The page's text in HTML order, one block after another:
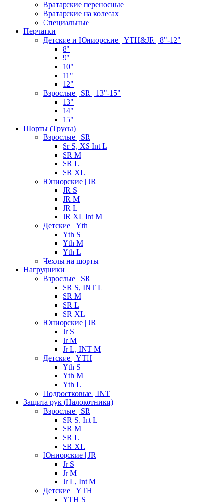
Вратарские переносные
Вратарские на колесах
Специальные
Перчатки
Детские и Юниорские | YTH&JR | 8"-12"
8"
9"
10"
11"
12"
Взрослые | SR | 13"-15"
13"
14"
15"
Шорты (Трусы)
Взрослые | SR
Sr S, XS Int L
SR M
SR L
SR XL
Юниорские | JR
JR S
JR M
JR L
JR XL Int M
Детские | Yth
Yth S
Yth M
Yth L
Чехлы на шорты
Нагрудники
Взрослые | SR
SR S, INT L
SR M
SR L
SR XL
Юниорские | JR
Jr S
Jr M
Jr L, INT M
Детские | YTH
Yth S
Yth M
Yth L
Подростковые | INT
Защита рук (Налокотники)
Взрослые | SR
SR S, Int L
SR M
SR L
SR XL
Юниорские | JR
Jr S
Jr M
Jr L, Int M
Детские | YTH
YTH S